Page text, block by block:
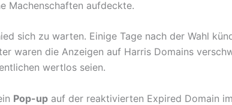
Machenschaften aufdeckte.
sich zu warten. Einige Tage nach der Wahl
waren die Anzeigen auf Harris Domains
wertlos seien.
Pop-up auf der reaktivierten Expired Domain